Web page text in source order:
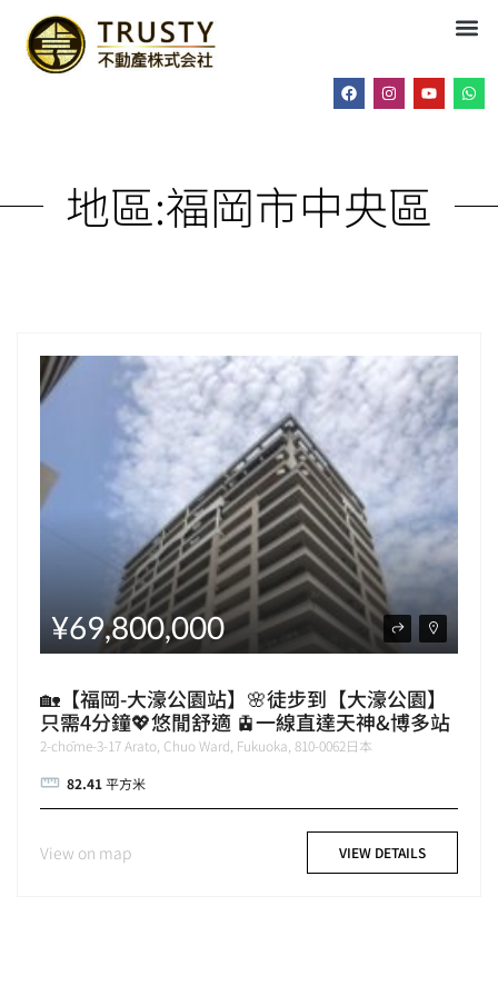
地區:福岡市中央區
¥69,800,000
🏡【福岡-大濠公園站】🌸徒步到【大濠公園】
只需4分鐘💖悠閒舒適 🚊一線直達天神&博多站
2-chōme-3-17 Arato, Chuo Ward, Fukuoka, 810-0062日本
82.41平方米
View on map VIEW DETAILS